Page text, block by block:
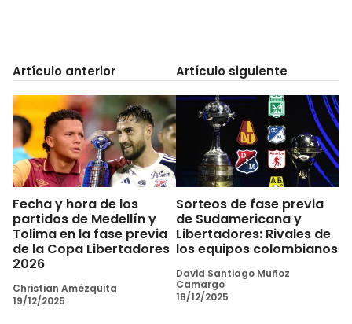
Artículo anterior
Fecha y hora de los
partidos de Medellín y
Tolima en la fase previa
de la Copa Libertadores
2026
Christian Amézquita
19/12/2025
Artículo siguiente
Sorteos de fase previa
de Sudamericana y
Libertadores: Rivales de
los equipos colombianos
David Santiago Muñoz
Camargo
18/12/2025